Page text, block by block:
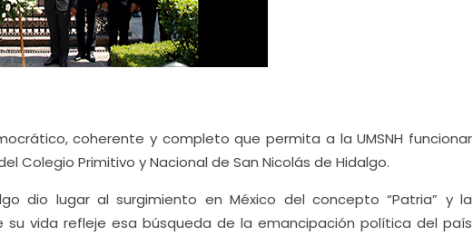
coherente y completo que permita a la UMSNH funcionar
Colegio Primitivo y Nacional de San Nicolás de Hidalgo.
dio lugar al surgimiento en México del concepto “Patria” y la
su vida refleje esa búsqueda de la emancipación política del país